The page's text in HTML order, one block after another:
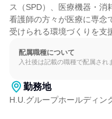
ス（SPD）、医療機器・
看護師の方々が医療に専念
受けられる環境づくりを支
配属職種について
入社後は記載の職種で配属され
勤務地
H.U.グループホールディン